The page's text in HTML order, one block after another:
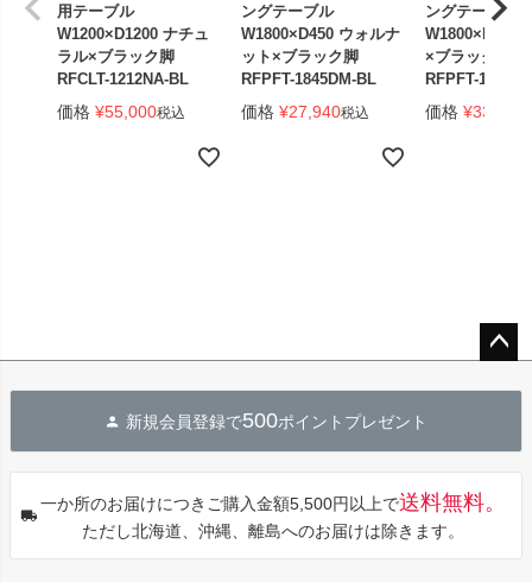
用テーブル
W1200×D1200 ナチュ
ラル×ブラック脚
RFCLT-1212NA-BL
価格 ¥55,000税込
ングテーブル
W1800×D450 ウォルナ
ット×ブラック脚
RFPFT-1845DM-BL
価格 ¥27,940税込
ングテーブル
W1800×D450
×ブラック脚
RFPFT-
価格 ¥33,440
へ
新規会員登録で500ポイントプレゼント
一か所のお届けにつきご購入金額5,500円以上で送料無料。
ただし北海道、沖縄、離島へのお届けは除きます。